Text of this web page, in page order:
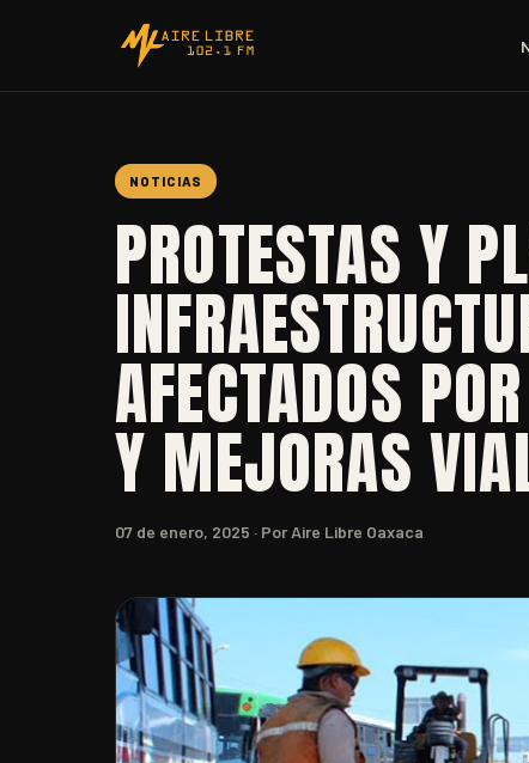
NOTICIAS
PROTESTAS Y
AFECTADOS
Y MEJORAS
07 de enero, 2025 · Por Aire Libre Oaxaca